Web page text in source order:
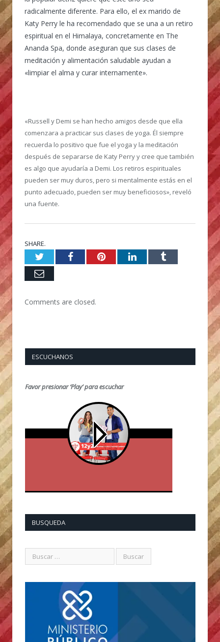
radicalmente diferente. Para ello, el ex marido de
Katy Perry le ha recomendado que se una a un retiro
espiritual en el Himalaya, concretamente en The
Ananda Spa, donde aseguran que sus clases de
meditación y alimentación saludable ayudan a
«limpiar el alma y curar internamente».
«Russell y Demi se han hecho amigos desde que ella
comenzara a practicar sus clases de yoga. Él siempre
recuerda lo positivo que fue el yoga y la meditación
después de separarse de Katy Perry y cree que también
es algo que ayudaría a Demi. Los retiros espirituales
pueden ser muy duros, pero si mentalmente estás en el
punto adecuado, pueden ser muy beneficiosos», reveló
una fuente.
SHARE.
TwitterFacebookPinterestLinkedInTumblr
Email
Comments are closed.
ESCUCHANOS
Favor presionar ‘Play’ para escuchar
BUSQUEDA